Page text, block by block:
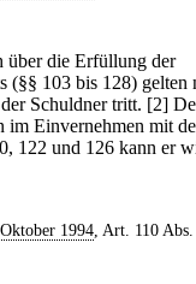
über die Erfüllung der
(§§ 103 bis 128) gelten
Schuldner tritt. [2]
im Einvernehmen mit
122 und 126 kann er
1994, Art. 110 Abs.